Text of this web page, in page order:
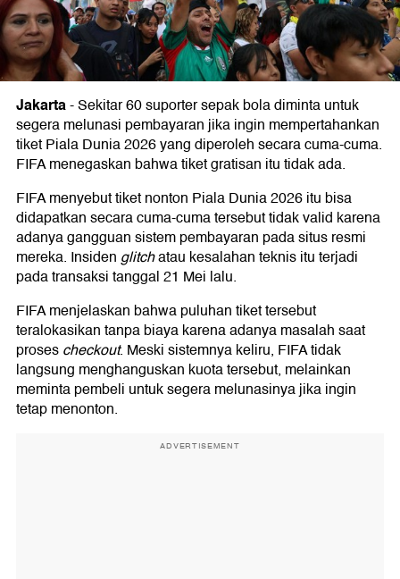
Jakarta-Sekitar 60 suporter sepak bola diminta untuk
segera melunasi pembayaran jika ingin mempertahankan
tiket Piala Dunia 2026 yang diperoleh secara cuma-cuma.
FIFA menegaskan bahwa tiket gratisan itu tidak ada.
FIFA menyebut tiket nonton Piala Dunia 2026 itu bisa
didapatkan secara cuma-cuma tersebut tidak valid karena
adanya gangguan sistem pembayaran pada situs resmi
mereka. Insidenglitchatau kesalahan teknis itu terjadi
pada transaksi tanggal 21 Mei lalu.
FIFA menjelaskan bahwa puluhan tiket tersebut
teralokasikan tanpa biaya karena adanya masalah saat
prosescheckout. Meski sistemnya keliru, FIFA tidak
langsung menghanguskan kuota tersebut, melainkan
meminta pembeli untuk segera melunasinya jika ingin
tetap menonton.
ADVERTISEMENT